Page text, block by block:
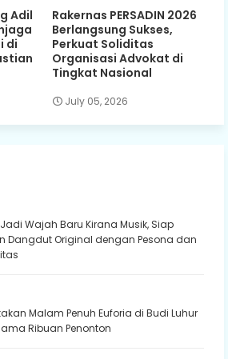
Adil
di
Rakernas PERSADIN 2026
Berlangsung Sukses,
Perkuat Soliditas
Organisasi Advokat di
Tingkat Nasional
July 05, 2026
Wajah Baru Kirana Musik, Siap
Dangdut Original dengan Pesona dan
Malam Penuh Euforia di Budi Luhur
Ribuan Penonton